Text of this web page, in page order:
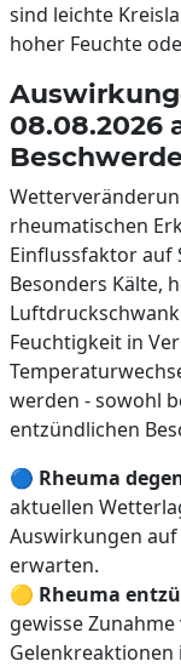
sind leichte
hoher Feuchte
08.08.2026
rheumatischen
Einflussfaktor auf
Besonders Kälte,
Feuchtigkeit in
werden - sowohl
entzündlichen
🔵 Rheuma
aktuellen
Auswirkungen
erwarten.
🟡 Rheuma
gewisse
Gelenkreaktionen